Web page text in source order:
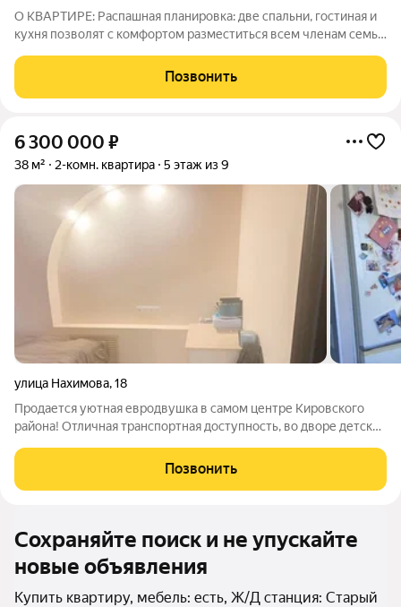
О КВАРТИРЕ: Распашная планировка: две спальни, гостиная и
кухня позволят с комфортом разместиться всем членам семьи
Позвонить
6 300 000 ₽
38 м² 2-комн. квартира 5 этаж из 9
улица Нахимова,18
Продается уютная евродвушка в самом центре Кировского
района! Отличная транспортная доступность, во дворе детский
университетов. В 5 минутах ходьбы Лагерный сад, дворец
спорта, буревестник. Будущим
Позвонить
Сохраняйте поиск и не упускайте
новые объявления
Купить квартиру, мебель: есть, Ж/Д станция: Старый